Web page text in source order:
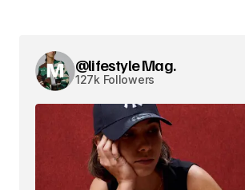
@lifestyle Mag.
127k Followers